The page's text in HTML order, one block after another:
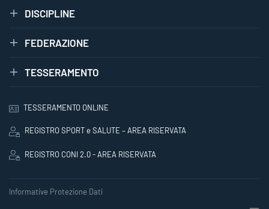
DISCIPLINE
FEDERAZIONE
TESSERAMENTO
TESSERAMENTO ONLINE
REGISTRO SPORT e SALUTE – AREA RISERVATA
REGISTRO CONI 2.0 - AREA RISERVATA
Informative Protezione Dati